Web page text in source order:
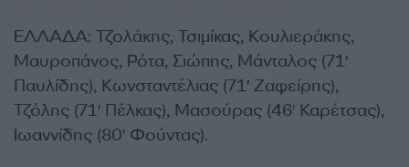
ΕΛΛΑΔΑ: Τζολάκης, Τσιμίκας, Κουλιεράκης,
Μαυροπάνος, Ρότα, Σιώπης, Μάνταλος (71′
Παυλίδης), Κωνσταντέλιας (71′ Ζαφείρης),
Τζόλης (71′ Πέλκας), Μασούρας (46′ Καρέτσας),
Ιωαννίδης (80′ Φούντας).